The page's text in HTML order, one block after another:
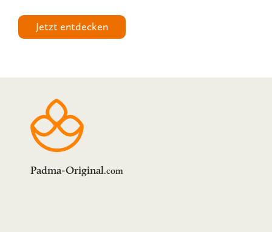
Jetzt entdecken
Padma-Original.com